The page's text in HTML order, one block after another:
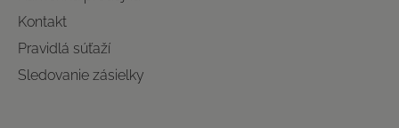
Kontakt
Pravidlá súťaží
Sledovanie zásielky